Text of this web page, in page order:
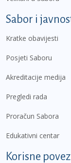
Sabor i
Kratke obavijesti
Posjeti Saboru
Akreditacije medija
Pregledi rada
Proračun Sabora
Edukativni centar
Korisne